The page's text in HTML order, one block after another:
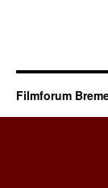
Filmforum